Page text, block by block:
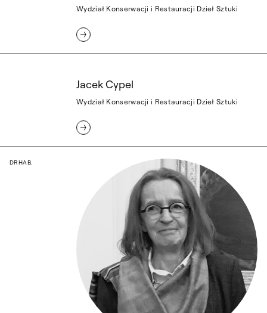
Wydział Konserwacji i Restauracji Dzieł Sztuki
Jacek Cypel
Wydział Konserwacji i Restauracji Dzieł Sztuki
dr hab. Joanna Czernichowska, prof.
DR HAB.